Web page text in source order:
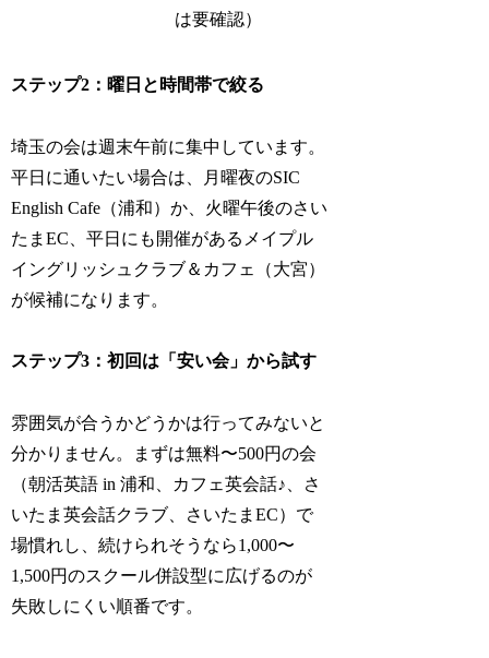
は要確認）
ステップ2：曜日と時間帯で絞る
埼玉の会は週末午前に集中しています。
平日に通いたい場合は、月曜夜のSIC
English Cafe（浦和）か、火曜午後のさい
たまEC、平日にも開催があるメイプル
イングリッシュクラブ＆カフェ（大宮）
が候補になります。
ステップ3：初回は「安い会」から試す
雰囲気が合うかどうかは行ってみないと
分かりません。まずは無料〜500円の会
（朝活英語 in 浦和、カフェ英会話♪、さ
いたま英会話クラブ、さいたまEC）で
場慣れし、続けられそうなら1,000〜
1,500円のスクール併設型に広げるのが
失敗しにくい順番です。